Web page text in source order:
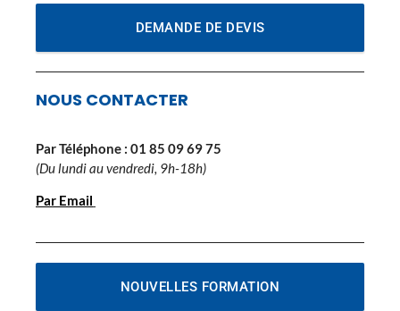
DEMANDE DE DEVIS
NOUS CONTACTER
Par Téléphone : 01 85 09 69 75
(Du lundi au vendredi, 9h-18h)
Par Email
NOUVELLES FORMATION